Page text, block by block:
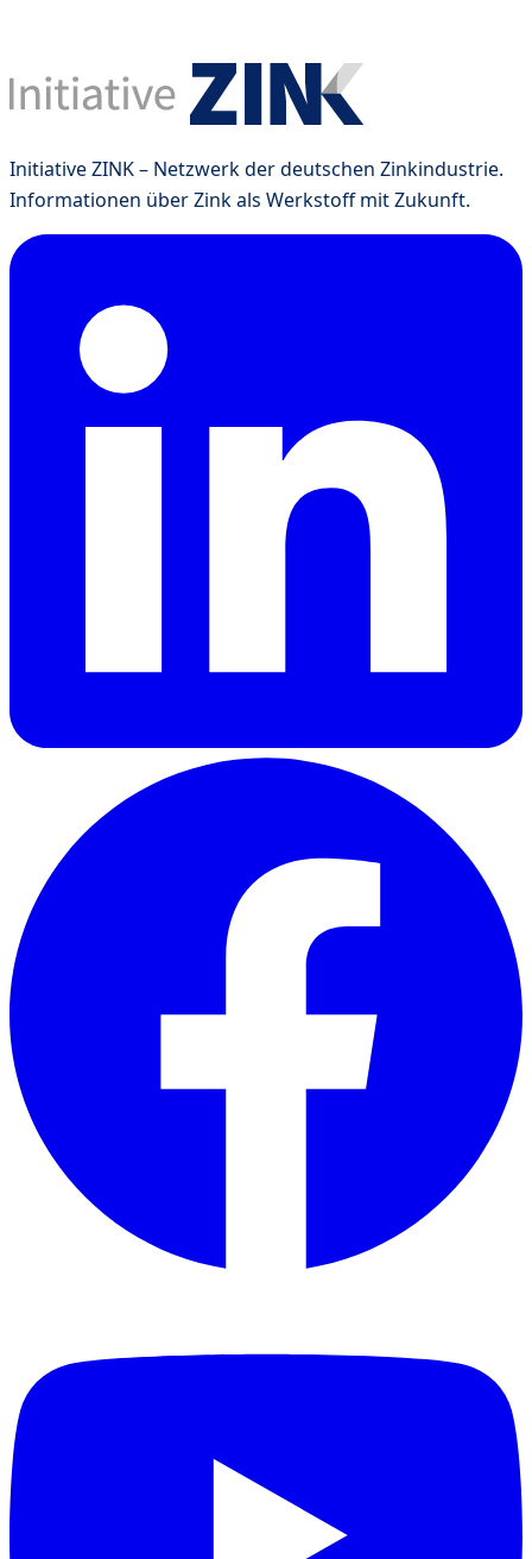
Initiative ZINK – Netzwerk der deutschen Zinkindustrie.
Informationen über Zink als Werkstoff mit Zukunft.